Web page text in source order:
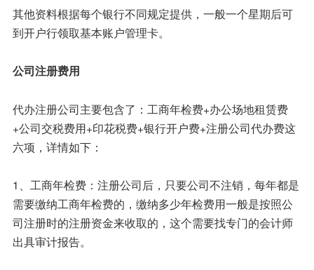
其他资料根据每个银行不同规定提供，一般一个星期后可
到开户行领取基本账户管理卡。
公司注册费用
代办注册公司主要包含了：工商年检费+办公场地租赁费
+公司交税费用+印花税费+银行开户费+注册公司代办费这
六项，详情如下：
1、工商年检费：注册公司后，只要公司不注销，每年都是
需要缴纳工商年检费的，缴纳多少年检费用一般是按照公
司注册时的注册资金来收取的，这个需要找专门的会计师
出具审计报告。